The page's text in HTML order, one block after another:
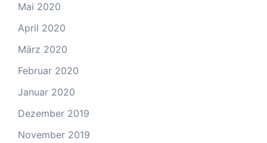
Mai 2020
April 2020
März 2020
Februar 2020
Januar 2020
Dezember 2019
November 2019